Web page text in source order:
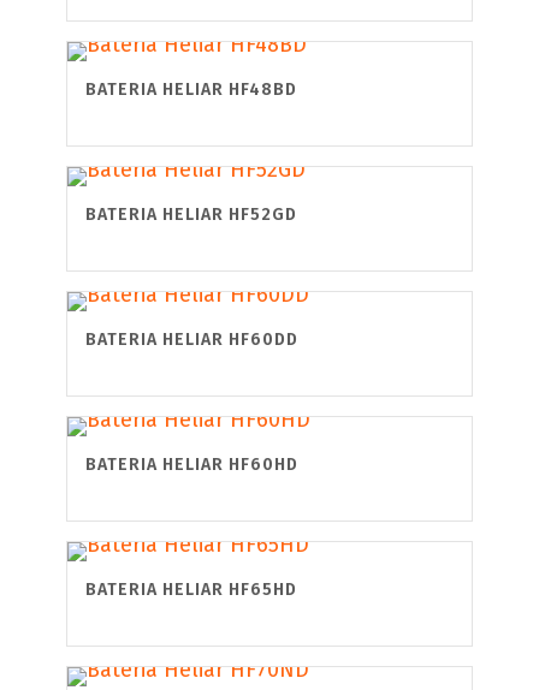
BATERIA HELIAR HF48BD
BATERIA HELIAR HF52GD
BATERIA HELIAR HF60DD
BATERIA HELIAR HF60HD
BATERIA HELIAR HF65HD